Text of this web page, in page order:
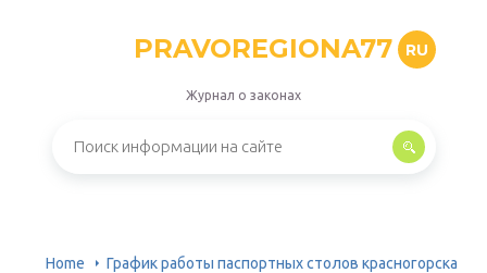
PRAVOREGIONA77 RU
Журнал о законах
Home График работы паспортных столов красногорска